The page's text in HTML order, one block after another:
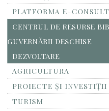
PLATFORMA E-
CENTRUL DE RESURSE
GUVERNĂRII DESCHISE
DEZVOLTARE
AGRICULTURA
PROIECTE ȘI INVESTIȚII
TURISM